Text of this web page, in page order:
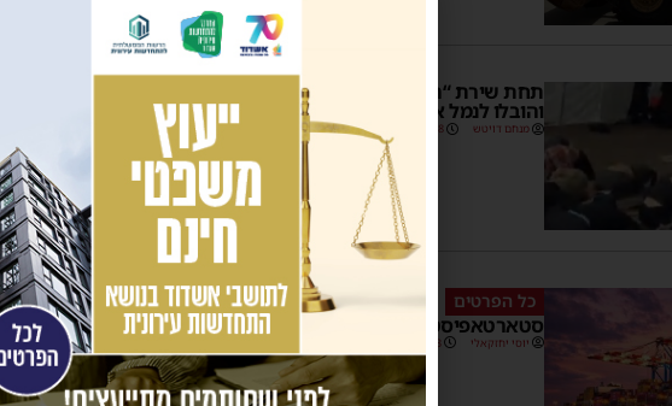
תחת שירת “התקווה”: פעילי המשט נעצרו
והובלו לנמל אשדוד כשהם אזוקים
מנחם דויטש 12:58
כל הפרטים
סטארטאפיסטים? נמל אשדוד זקוק לכם
יוסי יחזקאלי 21:03